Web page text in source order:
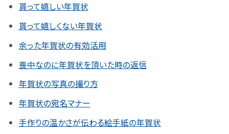
貰って嬉しい年賀状
貰って嬉しくない年賀状
余った年賀状の有効活用
喪中なのに年賀状を頂いた時の返信
年賀状の写真の撮り方
年賀状の宛名マナー
手作りの温かさが伝わる絵手紙の年賀状